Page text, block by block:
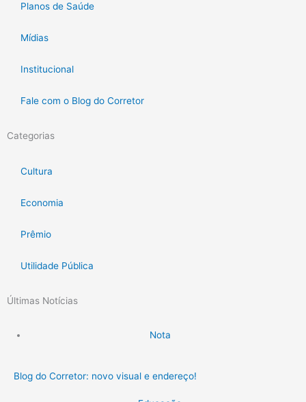
Planos de Saúde
Mídias
Institucional
Fale com o Blog do Corretor
Categorias
Cultura
Economia
Prêmio
Utilidade Pública
Últimas Notícias
Nota
Blog do Corretor: novo visual e endereço!